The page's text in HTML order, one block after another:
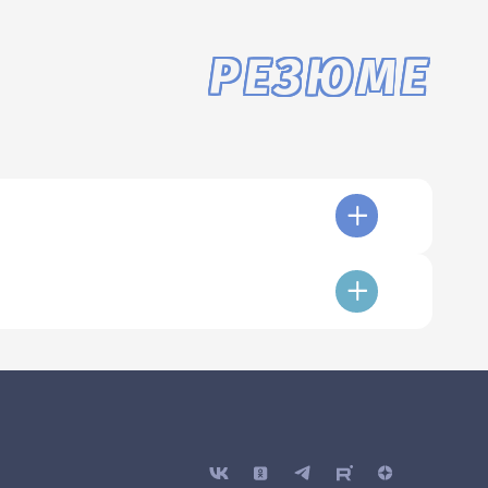
РЕЗЮМЕ